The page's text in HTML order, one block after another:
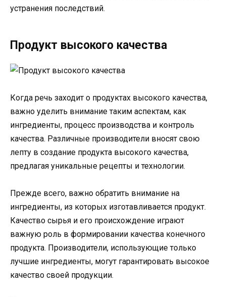
устранения последствий.
Продукт высокого качества
Когда речь заходит о продуктах высокого качества,
важно уделить внимание таким аспектам, как
ингредиенты, процесс производства и контроль
качества. Различные производители вносят свою
лепту в создание продукта высокого качества,
предлагая уникальные рецепты и технологии.
Прежде всего, важно обратить внимание на
ингредиенты, из которых изготавливается продукт.
Качество сырья и его происхождение играют
важную роль в формировании качества конечного
продукта. Производители, использующие только
лучшие ингредиенты, могут гарантировать высокое
качество своей продукции.